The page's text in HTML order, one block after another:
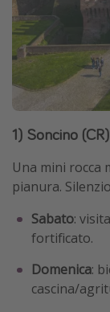
1) Soncino
Una mini rocca
pianura.
Sabato:
fortificato.
Domenica:
cascina/